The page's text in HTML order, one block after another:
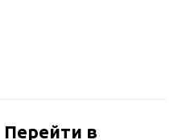
Перейти в